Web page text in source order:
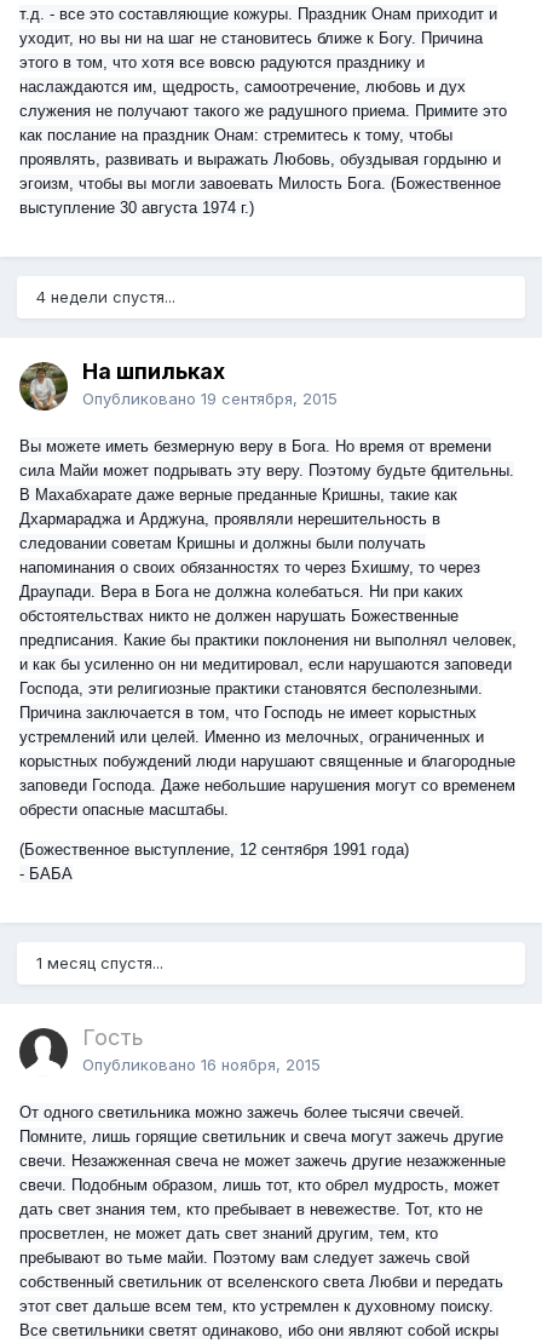
т.д. - все это составляющие кожуры. Праздник Онам приходит и
уходит, но вы ни на шаг не становитесь ближе к Богу. Причина
этого в том, что хотя все вовсю радуются празднику и
наслаждаются им, щедрость, самоотречение, любовь и дух
служения не получают такого же радушного приема. Примите это
как послание на праздник Онам: стремитесь к тому, чтобы
проявлять, развивать и выражать Любовь, обуздывая гордыню и
эгоизм, чтобы вы могли завоевать Милость Бога. (Божественное
выступление 30 августа 1974 г.)
4 недели спустя...
На шпильках
Опубликовано 19 сентября, 2015
Вы можете иметь безмерную веру в Бога. Но время от времени
сила Майи может подрывать эту веру. Поэтому будьте бдительны.
В Махабхарате даже верные преданные Кришны, такие как
Дхармараджа и Арджуна, проявляли нерешительность в
следовании советам Кришны и должны были получать
напоминания о своих обязанностях то через Бхишму, то через
Драупади. Вера в Бога не должна колебаться. Ни при каких
обстоятельствах никто не должен нарушать Божественные
предписания. Какие бы практики поклонения ни выполнял человек,
и как бы усиленно он ни медитировал, если нарушаются заповеди
Господа, эти религиозные практики становятся бесполезными.
Причина заключается в том, что Господь не имеет корыстных
устремлений или целей. Именно из мелочных, ограниченных и
корыстных побуждений люди нарушают священные и благородные
заповеди Господа. Даже небольшие нарушения могут со временем
обрести опасные масштабы.
(Божественное выступление, 12 сентября 1991 года)
- БАБА
1 месяц спустя...
Гость
Опубликовано 16 ноября, 2015
От одного светильника можно зажечь более тысячи свечей.
Помните, лишь горящие светильник и свеча могут зажечь другие
свечи. Незажженная свеча не может зажечь другие незажженные
свечи. Подобным образом, лишь тот, кто обрел мудрость, может
дать свет знания тем, кто пребывает в невежестве. Тот, кто не
просветлен, не может дать свет знаний другим, тем, кто
пребывают во тьме майи. Поэтому вам следует зажечь свой
собственный светильник от вселенского света Любви и передать
этот свет дальше всем тем, кто устремлен к духовному поиску.
Все светильники светят одинаково, ибо они являют собой искры